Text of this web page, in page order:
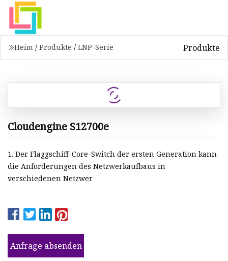
Heim / Produkte / LNP-Serie Produkte
Cloudengine S12700e
1. Der Flaggschiff-Core-Switch der ersten Generation kann
die Anforderungen des Netzwerkaufbaus in
verschiedenen Netzwer
Anfrage absenden